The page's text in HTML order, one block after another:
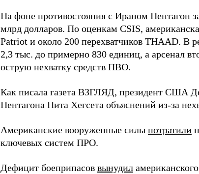
На фоне противостояния с Ираном Пентагон
млрд долларов. По оценкам CSIS,
Patriot и около 200 перехватчиков THAAD. В
2,3 тыс. до примерно 830 единиц, а арсенал
острую нехватку средств ПВО.
Как писала газета ВЗГЛЯД, президент США
Пентагона Пита Хегсета объяснений из-за
Американские вооруженные силы потратили
ключевых систем ПРО.
Дефицит боеприпасов вынудил